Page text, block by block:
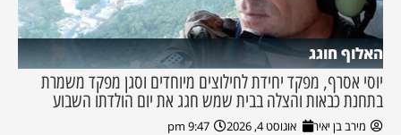
האלוף חוגג
יוסי אסרף, מפקד יחידת לחילוצים מיוחדים וסגן מפקד משמרת
בתחנת כבאות והצלה בבית שמש חגג את יום הולדתו השבוע
מירב בן יאיר אוגוסט 4, 2026 9:47 pm